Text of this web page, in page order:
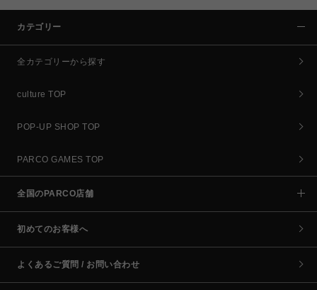
カテゴリー
全カテゴリーから探す
culture TOP
POP-UP SHOP TOP
PARCO GAMES TOP
全国のPARCO店舗
初めてのお客様へ
よくあるご質問 / お問い合わせ